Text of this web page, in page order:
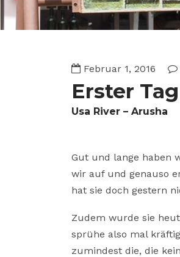
Februar 1, 2016
Erster Tag
Usa River – Arusha
Gut und lange haben
wir auf und genauso
hat sie doch gestern
Zudem wurde sie
sprühe also mal
zumindest die, die